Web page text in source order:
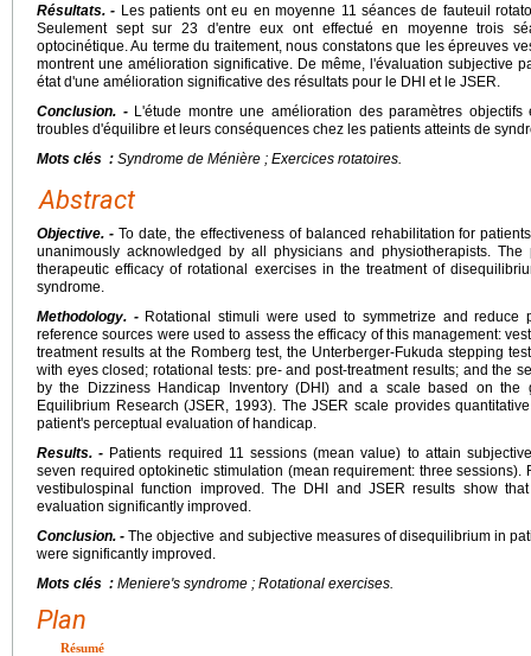
Résultats. - Les patients ont eu en moyenne 11 séances de fauteuil
Seulement sept sur 23 d'entre eux ont effectué en moyenne trois
optocinétique. Au terme du traitement, nous constatons que les épreuves
montrent une amélioration significative. De même, l'évaluation subjective
état d'une amélioration significative des résultats pour le DHI et le JSER.
Conclusion. -L'étude montre une amélioration des paramètres
troubles d'équilibre et leurs conséquences chez les patients atteints de
Mots clés : Syndrome de Ménière ; Exercices rotatoires.
Abstract
Objective. -To date, the effectiveness of balanced rehabilitation for
unanimously acknowledged by all physicians and physiotherapists.
therapeutic efficacy of rotational exercises in the treatment of
syndrome.
Methodology. -Rotational stimuli were used to symmetrize and reduce
reference sources were used to assess the efficacy of this management:
treatment results at the Romberg test, the Unterberger-Fukuda stepping
with eyes closed; rotational tests: pre- and post-treatment results; and the
by the Dizziness Handicap Inventory (DHI) and a scale based on the
Equilibrium Research (JSER, 1993). The JSER scale provides
patient's perceptual evaluation of handicap.
Results. - Patients required 11 sessions (mean value) to attain
seven required optokinetic stimulation (mean requirement: three sessions).
vestibulospinal function improved. The DHI and JSER results show
evaluation significantly improved.
Conclusion. - The objective and subjective measures of disequilibrium in
were significantly improved.
Mots clés : Meniere's syndrome ; Rotational exercises.
Plan
Résumé